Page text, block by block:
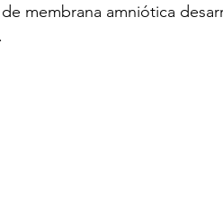
membrana amniótica